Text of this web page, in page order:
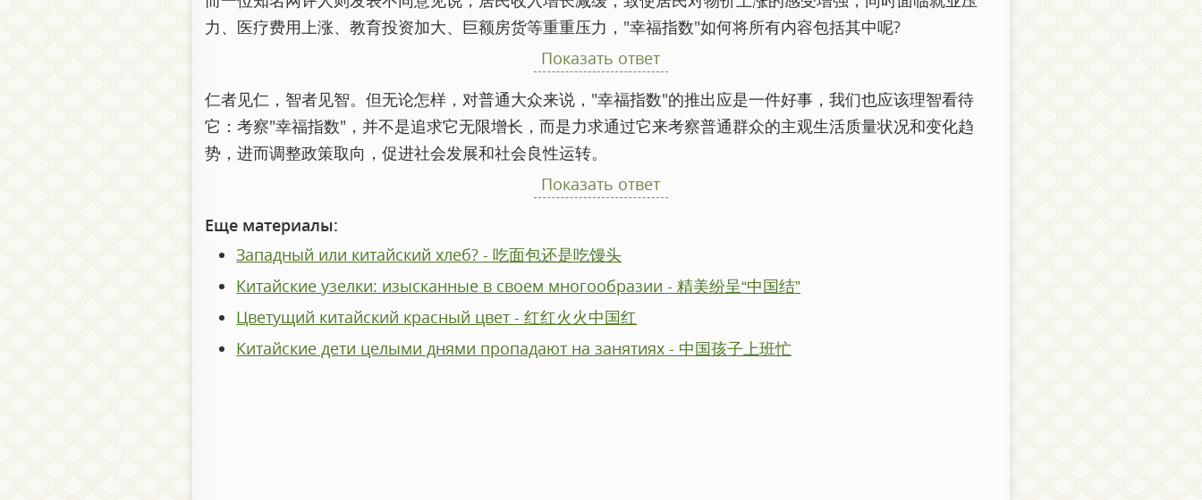
力、医疗费用上涨、教育投资加大、巨额房货等重重压力，"幸福指数"如何将所有内容包括其中呢?
Показать ответ
仁者见仁，智者见智。但无论怎样，对普通大众来说，"幸福指数"的推出应是一件好事，我们也应该理智看待
它：考察"幸福指数"，并不是追求它无限增长，而是力求通过它来考察普通群众的主观生活质量状况和变化趋
势，进而调整政策取向，促进社会发展和社会良性运转。
Показать ответ
Еще материалы:
Западный или китайский хлеб? - 吃面包还是吃馒头
Китайские узелки: изысканные в своем многообразии - 精美纷呈“中国结”
Цветущий китайский красный цвет - 红红火火中国红
Китайские дети целыми днями пропадают на занятиях - 中国孩子上班忙